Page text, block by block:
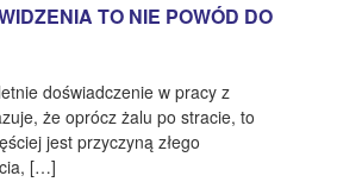
TO NIE POWÓD DO
doświadczenie w pracy z
że oprócz żalu po stracie, to
jest przyczyną złego
[…]